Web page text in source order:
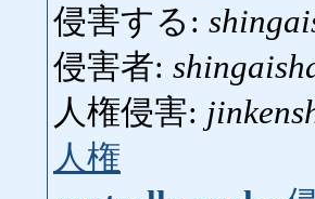
侵害する:
侵害者:
人権侵害:
人権